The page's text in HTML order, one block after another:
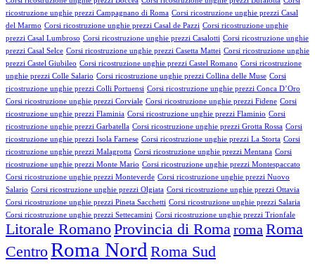
ricostruzione unghie prezzi Campagnano di Roma Corsi ricostruzione unghie prezzi Casal
del Marmo Corsi ricostruzione unghie prezzi Casal de Pazzi Corsi ricostruzione unghie
prezzi Casal Lumbroso Corsi ricostruzione unghie prezzi Casalotti Corsi ricostruzione unghie
prezzi Casal Selce Corsi ricostruzione unghie prezzi Casetta Mattei Corsi ricostruzione unghie
prezzi Castel Giubileo Corsi ricostruzione unghie prezzi Castel Romano Corsi ricostruzione
unghie prezzi Colle Salario Corsi ricostruzione unghie prezzi Collina delle Muse Corsi
ricostruzione unghie prezzi Colli Portuensi Corsi ricostruzione unghie prezzi Conca D’Oro
Corsi ricostruzione unghie prezzi Corviale Corsi ricostruzione unghie prezzi Fidene Corsi
ricostruzione unghie prezzi Flaminia Corsi ricostruzione unghie prezzi Flaminio Corsi
ricostruzione unghie prezzi Garbatella Corsi ricostruzione unghie prezzi Grotta Rossa Corsi
ricostruzione unghie prezzi Isola Farnese Corsi ricostruzione unghie prezzi La Storta Corsi
ricostruzione unghie prezzi Malagrotta Corsi ricostruzione unghie prezzi Mentana Corsi
ricostruzione unghie prezzi Monte Mario Corsi ricostruzione unghie prezzi Montespaccato
Corsi ricostruzione unghie prezzi Monteverde Corsi ricostruzione unghie prezzi Nuovo
Salario Corsi ricostruzione unghie prezzi Olgiata Corsi ricostruzione unghie prezzi Ottavia
Corsi ricostruzione unghie prezzi Pineta Sacchetti Corsi ricostruzione unghie prezzi Salaria
Corsi ricostruzione unghie prezzi Settecamini Corsi ricostruzione unghie prezzi Trionfale
Litorale RomanoProvincia di Roma roma Roma
CentroRoma Nord Roma Sud